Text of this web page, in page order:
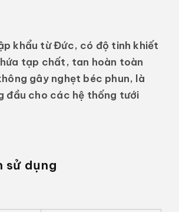
khẩu từ Đức, có độ tinh khiết
tạp chất, tan hoàn toàn
gây nghẹt béc phun, là
đầu cho các hệ thống tưới
sử dụng